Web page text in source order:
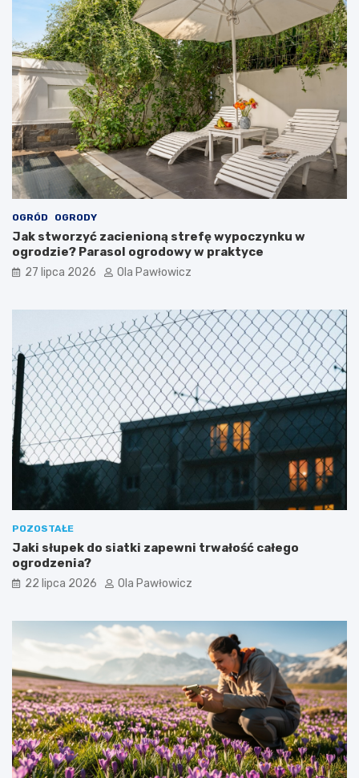
OGRÓD OGRODY
Jak stworzyć zacienioną strefę wypoczynku w
ogrodzie? Parasol ogrodowy w praktyce
27 lipca 2026 Ola Pawłowicz
POZOSTAŁE
Jaki słupek do siatki zapewni trwałość całego
ogrodzenia?
22 lipca 2026 Ola Pawłowicz